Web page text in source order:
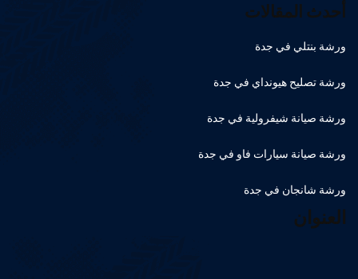
أحدث المقالات
ورشة بنتلي في جدة
ورشة تصليح هيونداي في جدة
ورشة صيانة شيفرولية في جدة
ورشة صيانة سيارات فاو في جدة
ورشة شانجان في جدة
العنوان